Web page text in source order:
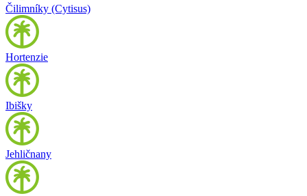
Čilimníky (Cytisus)
Hortenzie
Ibišky
Jehličnany